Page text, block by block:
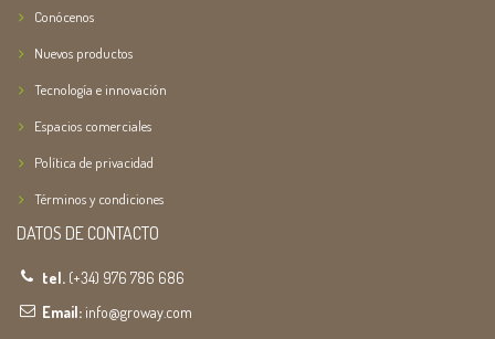
Conócenos
Nuevos productos
Tecnología e innovación
Espacios comerciales
Política de privacidad
Términos y condiciones
DATOS DE CONTACTO
tel.(+34) 976 786 686
Email: info@groway.com